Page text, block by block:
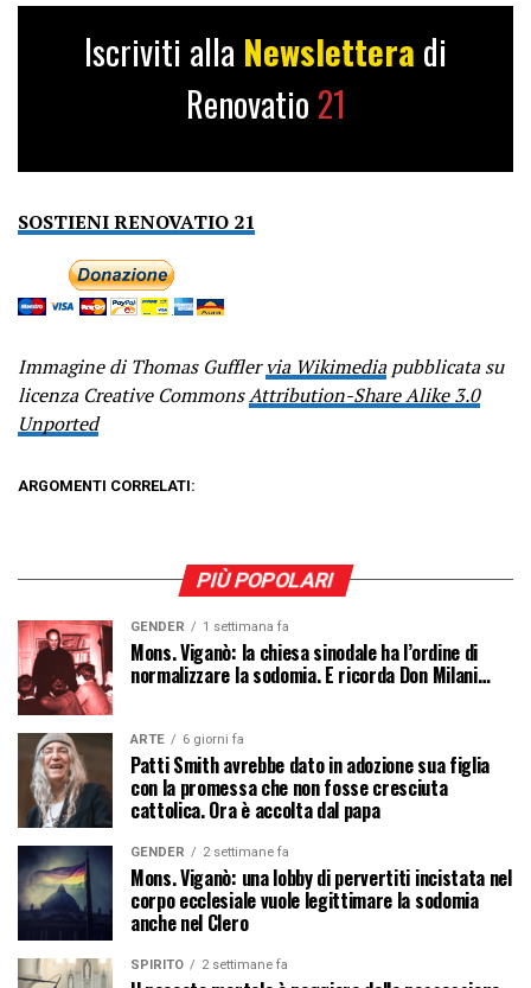
Iscriviti alla Newslettera di
Renovatio 21
SOSTIENI RENOVATIO 21
Immagine di Thomas Gufflervia Wikimediapubblicata su
licenza Creative CommonsAttribution-Share Alike 3.0
Unported
ARGOMENTI CORRELATI:
PIÙ POPOLARI
GENDER 1 settimana fa
Mons. Viganò: la chiesa sinodale ha l’ordine di
normalizzare la sodomia. E ricorda Don Milani…
ARTE 6 giorni fa
Patti Smith avrebbe dato in adozione sua figlia
con la promessa che non fosse cresciuta
cattolica. Ora è accolta dal papa
GENDER 2 settimane fa
Mons. Viganò: una lobby di pervertiti incistata nel
corpo ecclesiale vuole legittimare la sodomia
anche nel Clero
SPIRITO 2 settimane fa